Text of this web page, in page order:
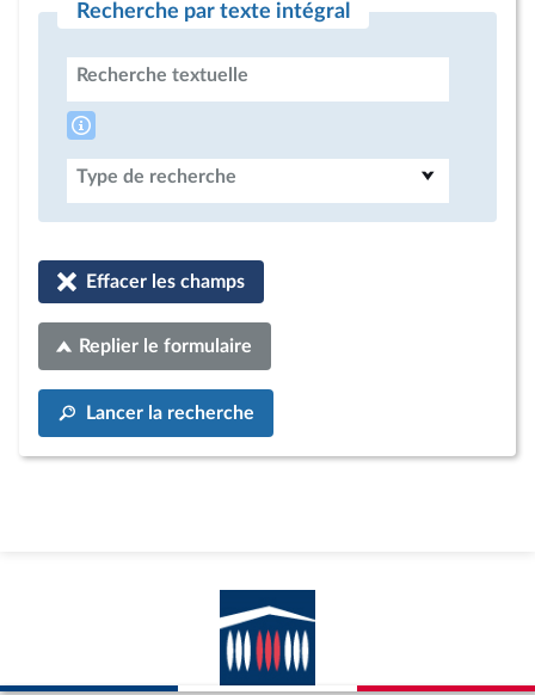
Recherche par texte intégral
Recherche textuelle
Type de recherche
Effacer les champs
Replier le formulaire
Lancer la recherche